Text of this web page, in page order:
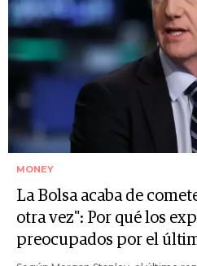
MONEY
La Bolsa acaba de
otra vez": Por qué los
preocupados por el